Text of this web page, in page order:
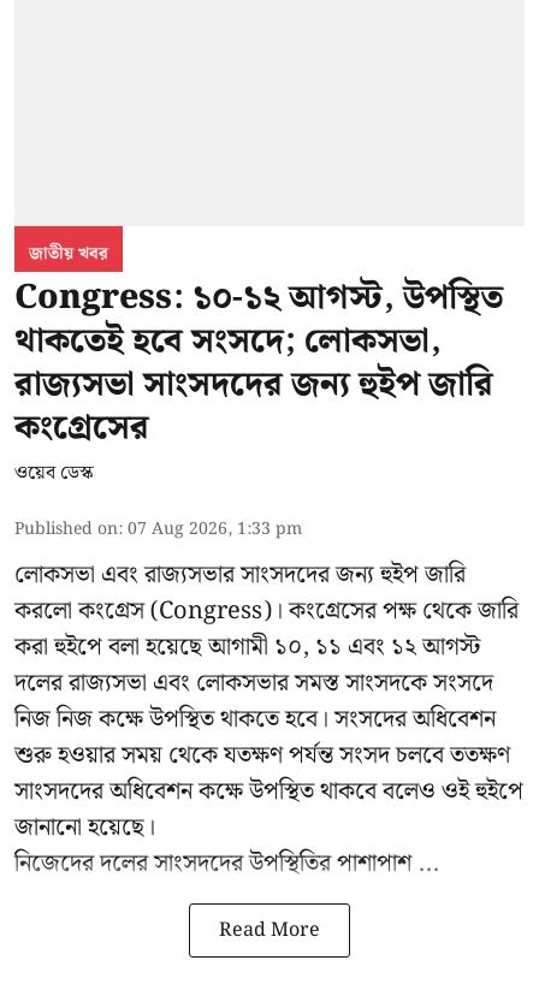
জাতীয় খবর
Congress: ১০-১২ আগস্ট, উপস্থিত
থাকতেই হবে সংসদে; লোকসভা,
রাজ্যসভা সাংসদদের জন্য হুইপ জারি
কংগ্রেসের
ওয়েব ডেস্ক
Published on:07 Aug 2026, 1:33 pm
লোকসভা এবং রাজ্যসভার সাংসদদের জন্য হুইপ জারি
করলো কংগ্রেস (Congress)। কংগ্রেসের পক্ষ থেকে জারি
করা হুইপে বলা হয়েছে আগামী ১০, ১১ এবং ১২ আগস্ট
দলের রাজ্যসভা এবং লোকসভার সমস্ত সাংসদকে সংসদে
নিজ নিজ কক্ষে উপস্থিত থাকতে হবে। সংসদের অধিবেশন
শুরু হওয়ার সময় থেকে যতক্ষণ পর্যন্ত সংসদ চলবে ততক্ষণ
সাংসদদের অধিবেশন কক্ষে উপস্থিত থাকবে বলেও ওই হুইপে
জানানো হয়েছে।
নিজেদের দলের সাংসদদের উপস্থিতির পাশাপাশ ...
Read More